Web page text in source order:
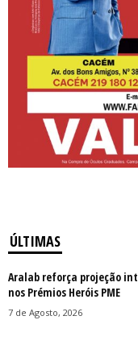
ÚLTIMAS
Aralab reforça projeção
nos Prémios Heróis PME
7 de Agosto, 2026